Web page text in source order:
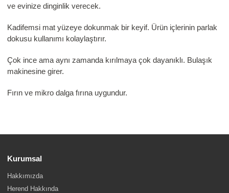
ve evinize dinginlik verecek.
Kadifemsi mat yüzeye dokunmak bir keyif. Ürün içlerinin parlak
dokusu kullanımı kolaylaştırır.
Çok ince ama aynı zamanda kırılmaya çok dayanıklı. Bulaşık
makinesine girer.
Fırın ve mikro dalga fırına uygundur.
Kurumsal
Hakkımızda
Herend Hakkında